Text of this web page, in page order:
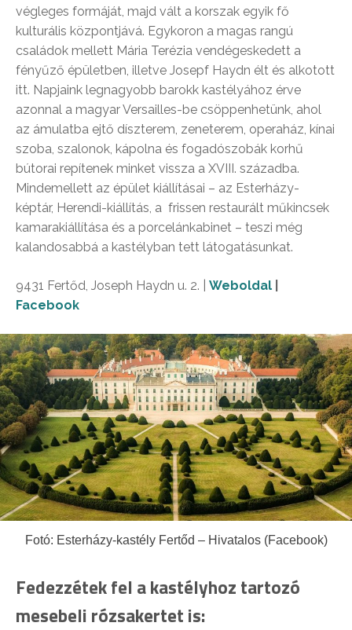
végleges formáját, majd vált a korszak egyik fő
kulturális központjává. Egykoron a magas rangú
családok mellett Mária Terézia vendégeskedett a
fényűző épületben, illetve Josepf Haydn élt és alkotott
itt. Napjaink legnagyobb barokk kastélyához érve
azonnal a magyar Versailles-be csöppenhetünk, ahol
az ámulatba ejtő díszterem, zeneterem, operaház, kínai
szoba, szalonok, kápolna és fogadószobák korhű
bútorai repítenek minket vissza a XVIII. századba.
Mindemellett az épület kiállításai – az Esterházy-
képtár, Herendi-kiállítás, a frissen restaurált műkincsek
kamarakiállítása és a porcelánkabinet – teszi még
kalandosabbá a kastélyban tett látogatásunkat.
9431 Fertőd, Joseph Haydn u. 2. | Weboldal
Facebook
Fotó: Esterházy-kastély Fertőd – Hivatalos (Facebook)
Fedezzétek fel a kastélyhoz tartozó
mesebeli rózsakertet is: